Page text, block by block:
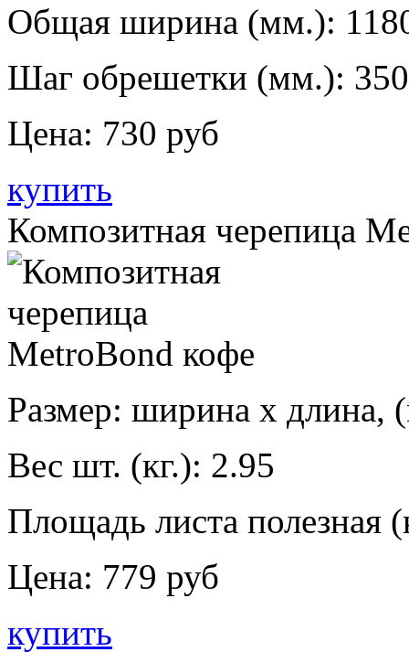
Общая ширина (мм.):
Шаг обрешетки (мм.): 350
Цена: 730 руб
купить
Композитная черепица
Размер: ширина х длина,
Вес шт. (кг.): 2.95
Площадь листа полезная
Цена: 779 руб
купить